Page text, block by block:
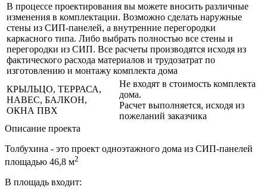
В процессе проектирования вы можете вносить различные
изменения в комплектации. Возможно сделать наружные
стены из СИП-панелей, а внутренние перегородки
каркасного типа. Либо выбрать полностью все стены и
перегородки из СИП. Все расчеты производятся исходя из
фактического расхода материалов и трудозатрат по
изготовлению и монтажу комплекта дома
КРЫЛЬЦО, ТЕРРАСА,
НАВЕС, БАЛКОН,
ОКНА ПВХ
Не входят в стоимость комплекта
дома.
Расчет выполняется, исходя из
пожеланий заказчика
Описание проекта
Толбухина - это проект одноэтажного дома из СИП-панелей
площадью 46,8 м2
В площадь входит: